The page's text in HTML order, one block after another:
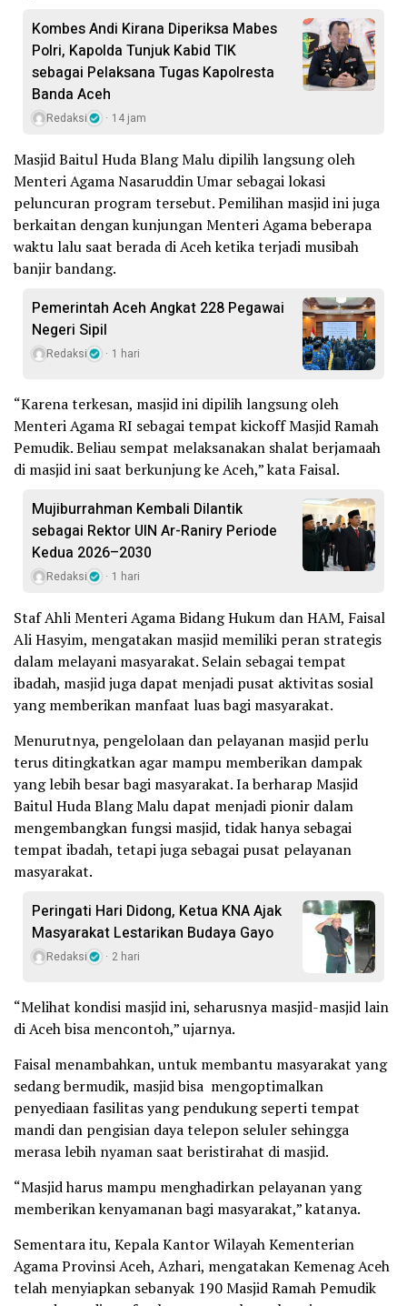
Kombes Andi Kirana Diperiksa Mabes
Polri, Kapolda Tunjuk Kabid TIK
sebagai Pelaksana Tugas Kapolresta
Banda Aceh
Redaksi 14 jam
Masjid Baitul Huda Blang Malu dipilih langsung oleh
Menteri Agama Nasaruddin Umar sebagai lokasi
peluncuran program tersebut. Pemilihan masjid ini juga
berkaitan dengan kunjungan Menteri Agama beberapa
waktu lalu saat berada di Aceh ketika terjadi musibah
banjir bandang.
Pemerintah Aceh Angkat 228 Pegawai
Negeri Sipil
Redaksi 1 hari
“Karena terkesan, masjid ini dipilih langsung oleh
Menteri Agama RI sebagai tempat kickoff Masjid Ramah
Pemudik. Beliau sempat melaksanakan shalat berjamaah
di masjid ini saat berkunjung ke Aceh,” kata Faisal.
Mujiburrahman Kembali Dilantik
sebagai Rektor UIN Ar-Raniry Periode
Kedua 2026–2030
Redaksi 1 hari
Staf Ahli Menteri Agama Bidang Hukum dan HAM, Faisal
Ali Hasyim, mengatakan masjid memiliki peran strategis
dalam melayani masyarakat. Selain sebagai tempat
ibadah, masjid juga dapat menjadi pusat aktivitas sosial
yang memberikan manfaat luas bagi masyarakat.
Menurutnya, pengelolaan dan pelayanan masjid perlu
terus ditingkatkan agar mampu memberikan dampak
yang lebih besar bagi masyarakat. Ia berharap Masjid
Baitul Huda Blang Malu dapat menjadi pionir dalam
mengembangkan fungsi masjid, tidak hanya sebagai
tempat ibadah, tetapi juga sebagai pusat pelayanan
masyarakat.
Peringati Hari Didong, Ketua KNA Ajak
Masyarakat Lestarikan Budaya Gayo
Redaksi 2 hari
“Melihat kondisi masjid ini, seharusnya masjid-masjid lain
di Aceh bisa mencontoh,” ujarnya.
Faisal menambahkan, untuk membantu masyarakat yang
sedang bermudik, masjid bisa mengoptimalkan
penyediaan fasilitas yang pendukung seperti tempat
mandi dan pengisian daya telepon seluler sehingga
merasa lebih nyaman saat beristirahat di masjid.
“Masjid harus mampu menghadirkan pelayanan yang
memberikan kenyamanan bagi masyarakat,” katanya.
Sementara itu, Kepala Kantor Wilayah Kementerian
Agama Provinsi Aceh, Azhari, mengatakan Kemenag Aceh
telah menyiapkan sebanyak 190 Masjid Ramah Pemudik